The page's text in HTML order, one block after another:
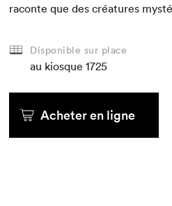
racon­te que des créa­tures
Disponible sur place
au kiosque 1725
Acheter en ligne